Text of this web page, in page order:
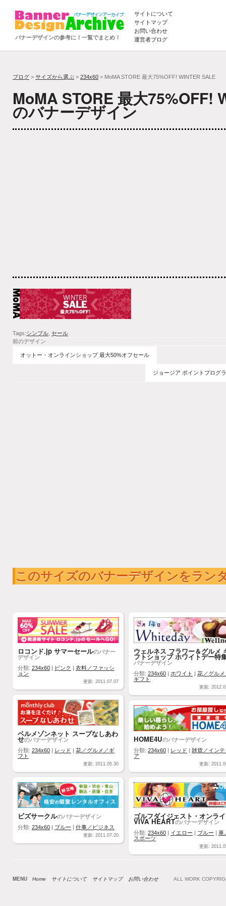
バナーデザインの参考に！一覧でまとめ！
サイトについて
サイトマップ
お問い合わせ
運営者ブログ
ブログ > サイズから選ぶ > 234x60 > MoMA STORE 最大75%OFF! WINTER SALE
MoMA STORE 最大75%OFF!
のバナーデザイン
Tags:シンプル セール
前のデザイン
オットー・オンラインショップ 最大50%オフセール
ジョージア ポイントプログ
このサイズのバナーデザインをラン
ロコンド.jp サマーセールのバナー
デザイン
分類: 234x60 ピンク
衣料／ファッシ
ョン
更新: 2011.07.07
ウェルネス フラワー＆グルメ
フトショップ ホワイトデー特
バナーデザイン
分類: 234x60 ホワイト
花／グルメ
ギフト
更新:
ベルメゾンネット スープなしあわ
せのバナーデザイン
分類: 234x60 レッド
花／グルメ／ギ
フト
更新: 2011.05.30
HOME4Uのバナーデザイン
分類: 234x60 レッド
雑貨／インテ
ア
更新:
ビズサークルのバナーデザイン
分類: 234x60 ブルー 仕事／ビジネス
更新: 2011.07.20
ゴルフダイジェスト・オンラ
VIVA HEARTのバナーデザイン
分類: 234x60 イエロー ブルー
車
スポーツ
更新:
MENU Home サイトについて サイトマップ お問い合わせ ALL WORK